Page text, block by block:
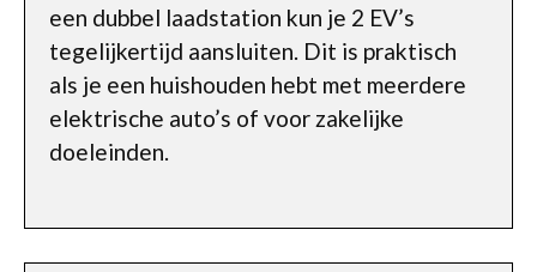
een dubbel laadstation kun je 2 EV’s
tegelijkertijd aansluiten. Dit is praktisch
als je een huishouden hebt met meerdere
elektrische auto’s of voor zakelijke
doeleinden.